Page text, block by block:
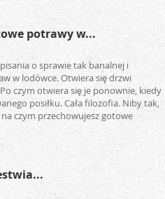
potrawy w...
o sprawie tak banalnej i
w lodówce. Otwiera się drzwi
czym otwiera się je ponownie, kiedy
posiłku. Cała filozofia. Niby tak,
czym przechowujesz gotowe